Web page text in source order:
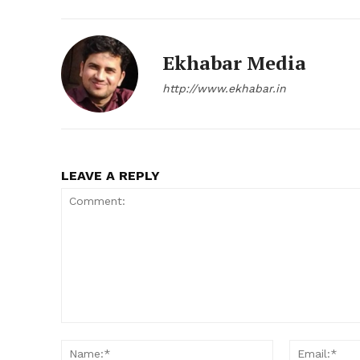
Ekhabar Media
http://www.ekhabar.in
LEAVE A REPLY
Name:*